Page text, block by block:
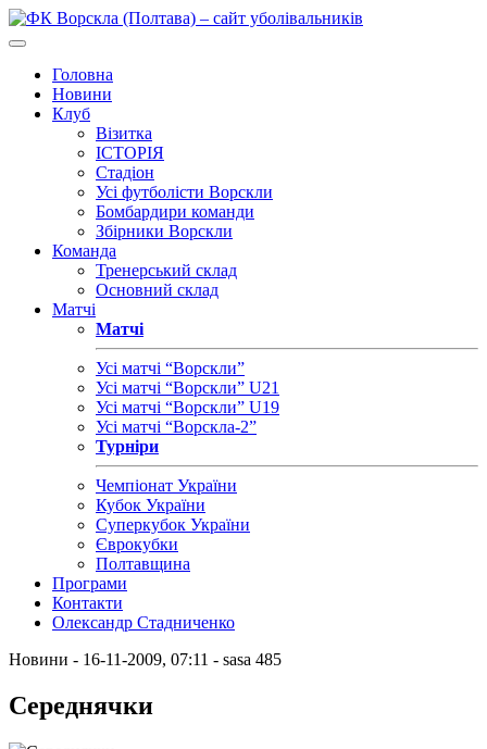
Головна
Новини
Клуб
Візитка
ІСТОРІЯ
Стадіон
Усі футболісти Ворскли
Бомбардири команди
Збірники Ворскли
Команда
Тренерський склад
Основний склад
Матчі
Матчі
Усі матчі “Ворскли”
Усі матчі “Ворскли” U21
Усі матчі “Ворскли” U19
Усі матчі “Ворскла-2”
Турніри
Чемпіонат України
Кубок України
Суперкубок України
Єврокубки
Полтавщина
Програми
Контакти
Олександр Стадниченко
Новини - 16-11-2009, 07:11 - sasa 485
Середнячки